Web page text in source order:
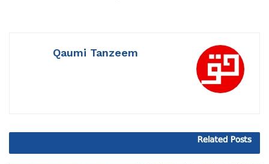
Qaumi Tanzeem
Related Posts